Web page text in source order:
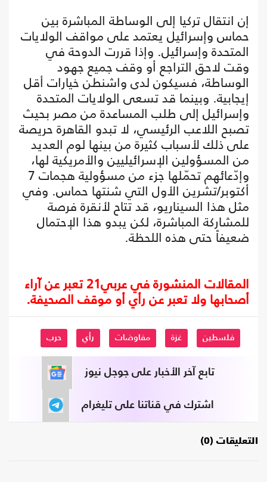
إن انتقال تركيا إلى الوساطة المباشرة بين
حماس وإسرائيل يعتمد على مواقف الولايات
المتحدة وإسرائيل. وإذا قررت الدوحة في
وقت لاحق التراجع أو وقف جميع جهود
الوساطة، فسيكون لدى واشنطن خيارات أقل
إيجابية. وبينما قد تسعى الولايات المتحدة
وإسرائيل إلى طلب المساعدة من مصر بحيث
تصبح اللاعب الرئيسي، لا تبدو القاهرة حريصة
على ذلك لأسباب كثيرة من بينها لوم العديد
من المسؤولين الإسرائيليين والأمريكية لها،
وإدّعائهم تحمّلها جزء من مسؤولية هجمات 7
أكتوبر/تشرين الأول التي شنتها حماس. وفي
مثل هذا السيناريو، قد تتاح لأنقرة فرصة
للمشاركة المباشرة، لكن يبدو هذا الإحتمال
ضعيفاً حتى هذه اللحظة.
المقالات المنشورة في عربي21 تعبر عن آراء
أصحابها ولا تعبر عن رأي أو موقف الصحيفة.
فلسطين غزة مفاوضات رأي حرب
تابع آخر الأخبار على جوجل نيوز
اشترك في قناتنا على تليغرام
التعليقات (0)